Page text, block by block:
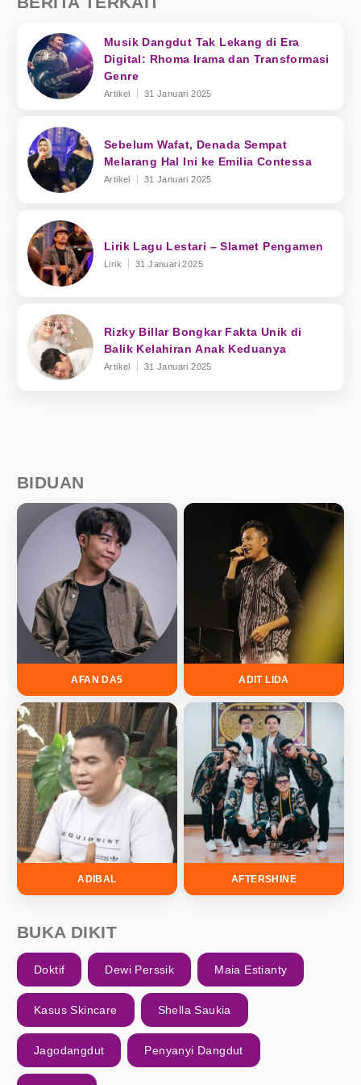
Musik Dangdut Tak Lekang di Era
Digital: Rhoma Irama dan Transformasi
Genre
Artikel 31 Januari 2025
Sebelum Wafat, Denada Sempat
Melarang Hal Ini ke Emilia Contessa
Artikel 31 Januari 2025
Lirik Lagu Lestari – Slamet Pengamen
Lirik 31 Januari 2025
Rizky Billar Bongkar Fakta Unik di
Balik Kelahiran Anak Keduanya
Artikel 31 Januari 2025
BIDUAN
AFAN DA5 ADIT LIDA
ADIBAL AFTERSHINE
BUKA DIKIT
Doktif Dewi Perssik Maia Estianty
Kasus Skincare Shella Saukia
Jagodangdut Penyanyi Dangdut